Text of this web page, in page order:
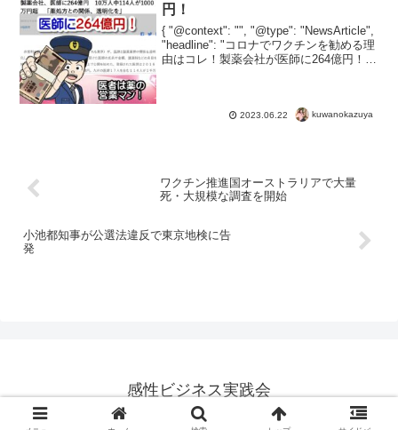
円！
{ "@context": "", "@type": "NewsArticle",
"headline": "コロナでワクチンを勧める理
由はコレ！製薬会社が医師に264億円！",
2023.06.22 kuwanokazuya
ワクチン推進国オーストラリアで大量
死・大規模な調査を開始
小池都知事が公選法違反で東京地検に告
発
感性ビジネス実践会
© 2014 感性ビジネス実践会.